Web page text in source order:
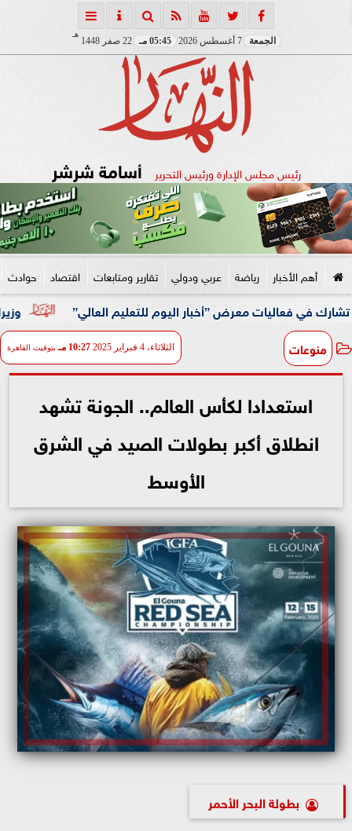
الجمعة 7 أغسطس 2026 05:45 مـ 22 صفر 1448
هـ
رئيس مجلس الإدارة ورئيس التحرير أسامة شرشر
أهم الأخبار رياضة عربي ودولي تقارير ومتابعات اقتصاد حوادث
وزيرا الأوقاف والتخطيط اليوم للتعليم العالي”
منوعات الثلاثاء، 4 فبراير 2025 10:27 مـ بتوقيت القاهرة
استعدادا لكأس العالم.. الجونة تشهد
انطلاق أكبر بطولات الصيد في الشرق
الأوسط
بطولة البحر الأحمر